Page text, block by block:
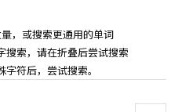
，或搜索更通用的单词
搜索，请在折叠后尝试搜索
符后，尝试搜索。